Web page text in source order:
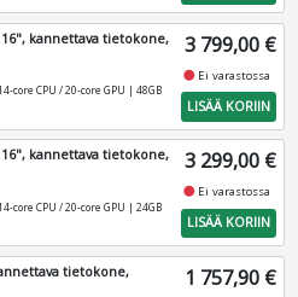
kannettava tietokone,
core CPU / 20-core GPU | 48GB
3 799,00 €
fiber_manual_record Ei varastossa
LISÄÄ KORIIN
kannettava tietokone,
core CPU / 20-core GPU | 24GB
3 299,00 €
fiber_manual_record Ei varastossa
LISÄÄ KORIIN
tietokone,
1 757,90 €